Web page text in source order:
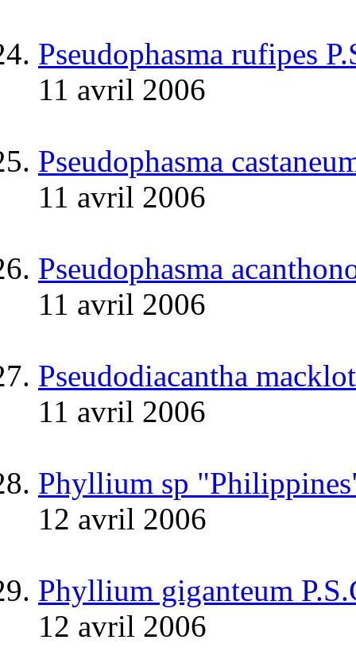
Pseudophasma rufipes
11 avril 2006
Pseudophasma
11 avril 2006
Pseudophasma
11 avril 2006
Pseudodiacantha
11 avril 2006
Phyllium sp
12 avril 2006
Phyllium giganteum
12 avril 2006